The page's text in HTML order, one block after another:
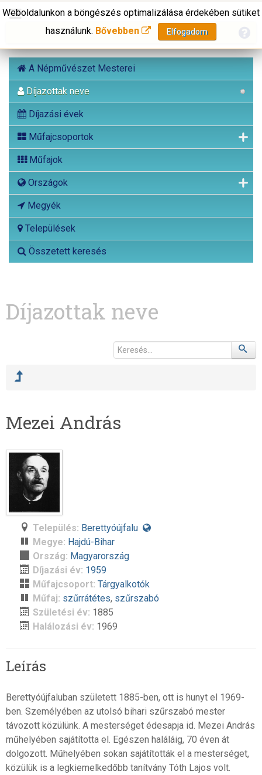
A Népművészet Mesterei
Díjazottak neve
Díjazási évek
Műfajcsoportok
Műfajok
Országok
Megyék
Települések
Összetett keresés
Weboldalunkon a böngészés optimalizálása érdekében sütiket
használunk. Bővebben Elfogadom
Díjazottak neve
Mezei András
Település: Berettyóújfalu
Megye: Hajdú-Bihar
Ország: Magyarország
Díjazási év: 1959
Műfajcsoport: Tárgyalkotók
Műfaj: szűrrátétes, szűrszabó
Születési év: 1885
Halálozási év: 1969
Leírás
Berettyóújfaluban született 1885-ben, ott is hunyt el 1969-
ben. Személyében az utolsó bihari szűrszabó mester
távozott közülünk. A mesterséget édesapja id. Mezei András
műhelyében sajátította el. Egészen haláláig, 70 éven át
dolgozott. Műhelyében sokan sajátították el a mesterséget,
közülük is a legkiemelkedőbb tanítvány Tóth Lajos volt.